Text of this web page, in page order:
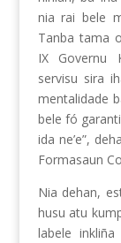
nia rai bele
Tanba tama
IX Governu
servisu sira
mentalidade
bele fó
ida ne’e”,
Formasaun
Nia dehan,
husu atu
labele